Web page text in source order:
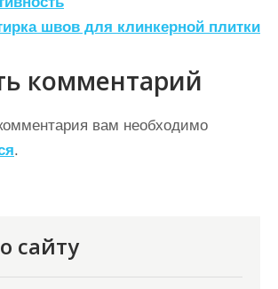
швов для клинкерной плитки
комментарий
вам необходимо
.
сайту